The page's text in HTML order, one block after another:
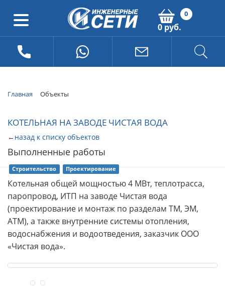
0
0 руб.
Главная Объекты
КОТЕЛЬНАЯ НА ЗАВОДЕ ЧИСТАЯ ВОДА
←назад к списку объектов
Выполненные работы
Строительство Проектирование
Котельная общей мощностью 4 МВт, теплотрасса,
паропровод, ИТП на заводе Чистая вода
(проектирование и монтаж по разделам ТМ, ЭМ,
АТМ), а также внутренние системы отопления,
водоснабжения и водоотведения, заказчик ООО
«Чистая вода».